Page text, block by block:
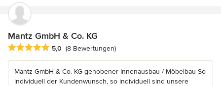
Mantz GmbH & Co. KG
Durchschnittliche Bewertung: 5 von 5 Sternen
5,0 (8 Bewertungen)
Mantz GmbH & Co. KG gehobener Innenausbau / Möbelbau So
individuell der Kundenwunsch, so individuell sind unsere